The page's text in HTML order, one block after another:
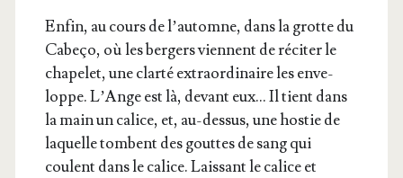
Enfin, au cours de l’automne, dans la grotte du
Cabe­ço, où les ber­gers viennent de réci­ter le
cha­pe­let, une clar­té extra­or­di­naire les enve­
loppe. L’Ange est là, devant eux… Il tient dans
la main un calice, et, au-des­sus, une hos­tie de
laquelle tombent des gouttes de sang qui
coulent dans le calice. Lais­sant le calice et